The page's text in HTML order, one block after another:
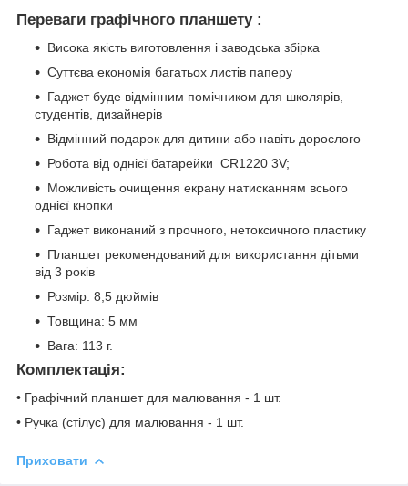
Переваги графічного планшету :
Висока якість виготовлення і заводська збірка
Суттєва економія багатьох листів паперу
Гаджет буде відмінним помічником для школярів,
студентів, дизайнерів
Відмінний подарок для дитини або навіть дорослого
Робота від однієї батарейки CR1220 3V;
Можливість очищення екрану натисканням всього
однієї кнопки
Гаджет виконаний з прочного, нетоксичного пластику
Планшет рекомендований для використання дітьми
від 3 років
Розмір: 8,5 дюймів
Товщина: 5 мм
Вага: 113 г.
Комплектація:
• Графічний планшет для малювання - 1 шт.
• Ручка (стілус) для малювання - 1 шт.
Приховати